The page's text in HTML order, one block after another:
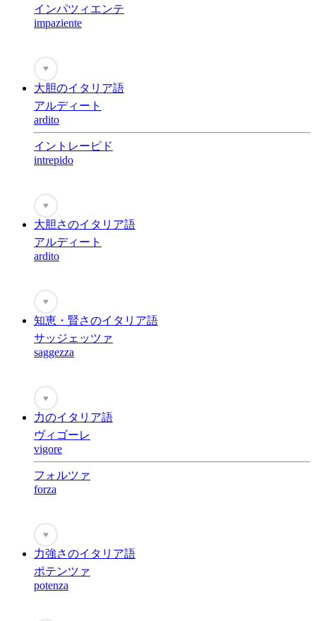
インパツィエンテ
impaziente
♥
大胆のイタリア語
アルディート
ardito
イントレーピド
intrepido
♥
大胆さのイタリア語
アルディート
ardito
♥
知恵・賢さのイタリア語
サッジェッツァ
saggezza
♥
力のイタリア語
ヴィゴーレ
vigore
フォルツァ
forza
♥
力強さのイタリア語
ポテンツァ
potenza